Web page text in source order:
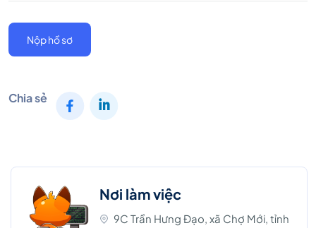
Nộp hồ sơ
Chia sẻ
Nơi làm việc
9C Trần Hưng Đạo, xã Chợ Mới, tỉnh